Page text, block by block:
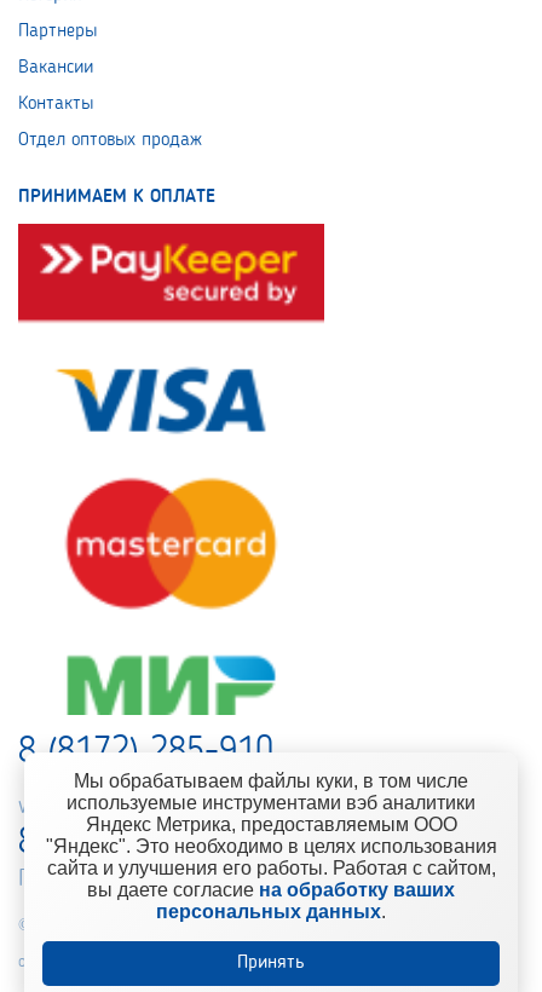
Партнеры
Вакансии
Контакты
Отдел оптовых продаж
ПРИНИМАЕМ К ОПЛАТЕ
8 (8172) 285-910
web-support@kontinent.ru
8 900 501-25-53
Горячая линия интернет-магазина
© 2010-2021 Компания «Континент» Сеть магазинов строительно-
отделочных материалов
Мы обрабатываем файлы куки, в том числе
используемые инструментами вэб аналитики
Яндекс Метрика, предоставляемым ООО
"Яндекс". Это необходимо в целях использования
сайта и улучшения его работы. Работая с сайтом,
вы даете согласие на обработку ваших
персональных данных.
Принять